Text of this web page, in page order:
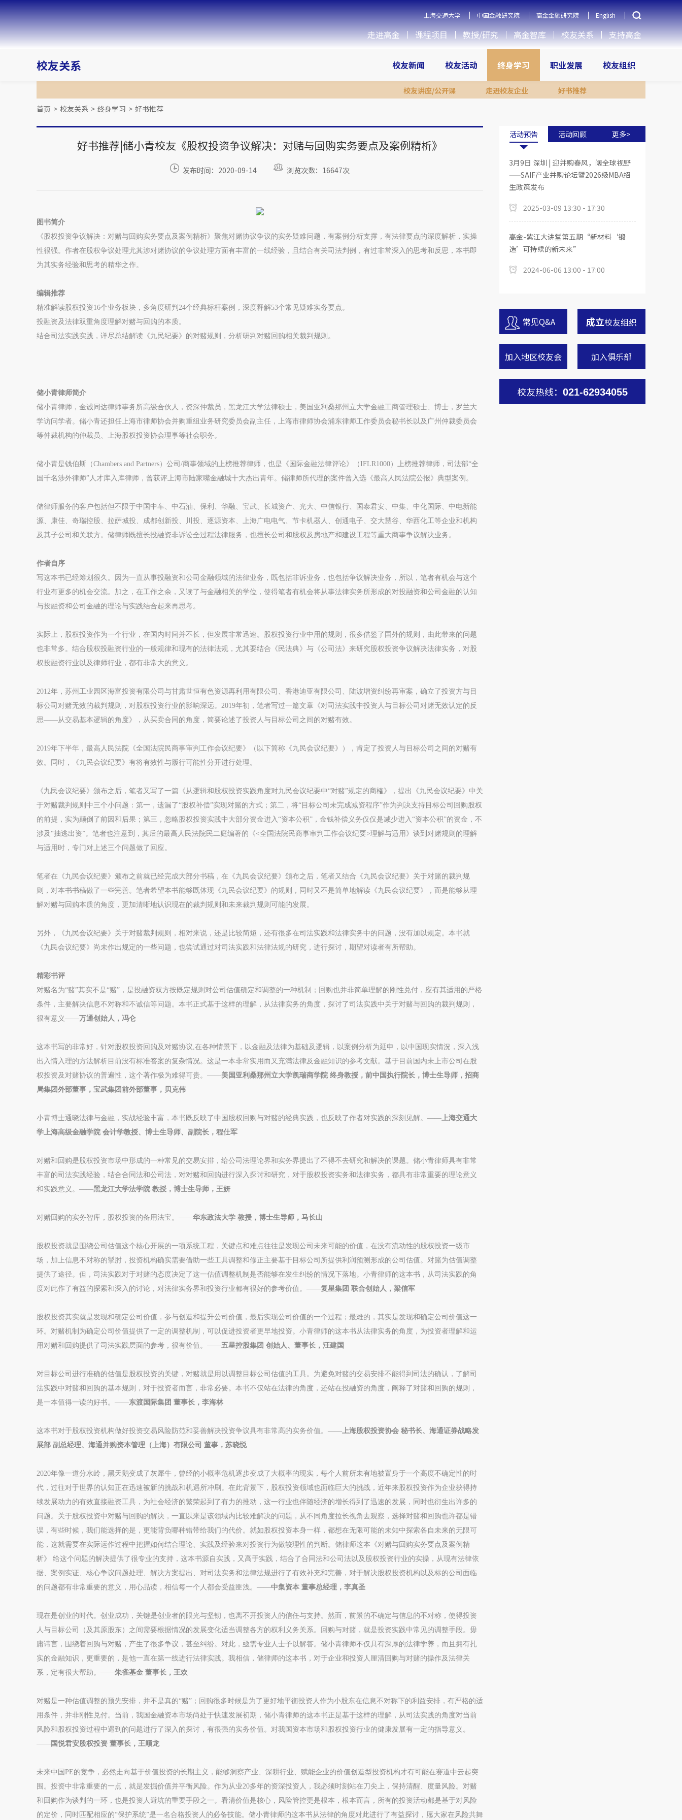
上海交通大学 中国金融研究院 高金金融研究院 English
走进高金 课程项目 教授/研究 高金智库 校友关系 支持高金
校友关系 校友新闻 校友活动 终身学习
校友讲座/公开课 走进校友企业 好书推荐
职业发展 校友组织
首页 > 校友关系 > 终身学习 > 好书推荐
好书推荐|储小青校友《股权投资争议解决：对赌与回购实务要点及案例精析》
发布时间：2020-09-14 浏览次数：16647次
图书简介
《股权投资争议解决：对赌与回购实务要点及案例精析》聚焦对赌协议争议的实务疑难问题，有案例分析支撑，有法律要点的深度解析，实操
性很强。作者在股权争议处理尤其涉对赌协议的争议处理方面有丰富的一线经验，且结合有关司法判例，有过非常深入的思考和反思，本书即
为其实务经验和思考的精华之作。
编辑推荐
精准解读股权投资16个业务板块，多角度研判24个经典标杆案例，深度释解53个常见疑难实务要点。
投融资及法律双重角度理解对赌与回购的本质。
结合司法实践实践，详尽总结解读《九民纪要》的对赌规则，分析研判对赌回购相关裁判规则。
储小青律师简介
储小青律师，金诚同达律师事务所高级合伙人，资深仲裁员，黑龙江大学法律硕士，美国亚利桑那州立大学金融工商管理硕士、博士，罗兰大
学访问学者。储小青还担任上海市律师协会并购重组业务研究委员会副主任，上海市律师协会浦东律师工作委员会秘书长以及广州仲裁委员会
等仲裁机构的仲裁员、上海股权投资协会理事等社会职务。
储小青是钱伯斯（Chambers and Partners）公司/商事领域的上榜推荐律师，也是《国际金融法律评论》（IFLR1000）上榜推荐律师，司法部“全
国千名涉外律师”人才库入库律师，曾获评上海市陆家嘴金融城十大杰出青年。储律师所代理的案件曾入选《最高人民法院公报》典型案例。
储律师服务的客户包括但不限于中国中车、中石油、保利、华融、宝武、长城资产、光大、中信银行、国泰君安、中集、中化国际、中电新能
源、康佳、奇瑞控股、拉萨城投、成都创新投、川投、逐源资本、上海广电电气、节卡机器人、创通电子、交大慧谷、华西化工等企业和机构
及其子公司和关联方。储律师既擅长投融资非诉讼全过程法律服务，也擅长公司和股权及房地产和建设工程等重大商事争议解决业务。
作者自序
写这本书已经筹划很久。因为一直从事投融资和公司金融领域的法律业务，既包括非诉业务，也包括争议解决业务，所以，笔者有机会与这个
行业有更多的机会交流。加之，在工作之余，又读了与金融相关的学位，使得笔者有机会将从事法律实务所形成的对投融资和公司金融的认知
与投融资和公司金融的理论与实践结合起来再思考。
实际上，股权投资作为一个行业，在国内时间并不长，但发展非常迅速。股权投资行业中用的规则，很多借鉴了国外的规则，由此带来的问题
也非常多。结合股权投融资行业的一般规律和现有的法律法规，尤其要结合《民法典》与《公司法》来研究股权投资争议解决法律实务，对股
权投融资行业以及律师行业，都有非常大的意义。
2012年，苏州工业园区海富投资有限公司与甘肃世恒有色资源再利用有限公司、香港迪亚有限公司、陆波增资纠纷再审案，确立了投资方与目
标公司对赌无效的裁判规则，对股权投资行业的影响深远。2019年初，笔者写过一篇文章《对司法实践中投资人与目标公司对赌无效认定的反
思——从交易基本逻辑的角度》，从买卖合同的角度，简要论述了投资人与目标公司之间的对赌有效。
2019年下半年，最高人民法院《全国法院民商事审判工作会议纪要》（以下简称《九民会议纪要》），肯定了投资人与目标公司之间的对赌有
效。同时，《九民会议纪要》有将有效性与履行可能性分开进行处理。
《九民会议纪要》颁布之后，笔者又写了一篇《从逻辑和股权投资实践角度对九民会议纪要中“对赌”规定的商榷》，提出《九民会议纪要》中关
于对赌裁判规则中三个小问题：第一，遗漏了“股权补偿”实现对赌的方式；第二，将“目标公司未完成减资程序”作为判决支持目标公司回购股权
的前提，实为颠倒了前因和后果；第三，忽略股权投资实践中大部分资金进入“资本公积”，金钱补偿义务仅仅是减少进入“资本公积”的资金，不
涉及“抽逃出资”。笔者也注意到，其后的最高人民法院民二庭编著的《<全国法院民商事审判工作会议纪要>理解与适用》谈到对赌规则的理解
与适用时，专门对上述三个问题做了回应。
笔者在《九民会议纪要》颁布之前就已经完成大部分书稿，在《九民会议纪要》颁布之后，笔者又结合《九民会议纪要》关于对赌的裁判规
则，对本书书稿做了一些完善。笔者希望本书能够既体现《九民会议纪要》的规则，同时又不是简单地解读《九民会议纪要》，而是能够从理
解对赌与回购本质的角度，更加清晰地认识现在的裁判规则和未来裁判规则可能的发展。
另外，《九民会议纪要》关于对赌裁判规则，相对来说，还是比较简短，还有很多在司法实践和法律实务中的问题，没有加以规定。本书就
《九民会议纪要》尚未作出规定的一些问题，也尝试通过对司法实践和法律法规的研究，进行探讨，期望对读者有所帮助。
精彩书评
对赌名为“赌”其实不是“赌”，是投融资双方按既定规则对公司估值确定和调整的一种机制；回购也并非简单理解的刚性兑付，应有其适用的严格
条件，主要解决信息不对称和不诚信等问题。本书正式基于这样的理解，从法律实务的角度，探讨了司法实践中关于对赌与回购的裁判规则，
很有意义——万通创始人，冯仑
这本书写的非常好，针对股权投资回购及对赌协议,在各种情景下，以金融及法律为基础及逻辑，以案例分析为延申，以中国现实情況，深入浅
出入情入理的方法解析目前没有标准答案的复杂情况。这是一本非常实用而又充满法律及金融知识的参考文献。基于目前国内未上市公司在股
权投资及对赌协议的普遍性，这个著作极为难得可贵。——美国亚利桑那州立大学凯瑞商学院 终身教授，前中国执行院长，博士生导师，招商
局集团外部董事，宝武集团前外部董事，贝克伟
小青博士通晓法律与金融，实战经验丰富，本书既反映了中国股权回购与对赌的经典实践，也反映了作者对实践的深刻见解。——上海交通大
学上海高级金融学院 会计学教授、博士生导师、副院长，程仕军
对赌和回购是股权投资市场中形成的一种常见的交易安排，给公司法理论界和实务界提出了不得不去研究和解决的课题。储小青律师具有非常
丰富的司法实践经验，结合合同法和公司法，对对赌和回购进行深入探讨和研究，对于股权投资实务和法律实务，都具有非常重要的理论意义
和实践意义。——黑龙江大学法学院 教授，博士生导师，王妍
对赌回购的实务智库，股权投资的备用法宝。——华东政法大学 教授，博士生导师，马长山
股权投资就是围绕公司估值这个核心开展的一项系统工程，关键点和难点往往是发现公司未来可能的价值，在没有流动性的股权投资一级市
场，加上信息不对称的掣肘，投资机构确实需要借助一些工具调整和修正主要基于目标公司所提供利润预测形成的公司估值。对赌为估值调整
提供了途径。但，司法实践对于对赌的态度决定了这一估值调整机制是否能够在发生纠纷的情况下落地。小青律师的这本书，从司法实践的角
度对此作了有益的探索和深入的讨论，对法律实务界和投资行业都有很好的参考价值。——复星集团 联合创始人，梁信军
股权投资其实就是发现和确定公司价值，参与创造和提升公司价值，最后实现公司价值的一个过程；最难的，其实是发现和确定公司价值这一
环。对赌机制为确定公司价值提供了一定的调整机制，可以促进投资者更早地投资。小青律师的这本书从法律实务的角度，为投资者理解和运
用对赌和回购提供了司法实践层面的参考，很有价值。——五星控股集团 创始人、董事长，汪建国
对目标公司进行准确的估值是股权投资的关键，对赌就是用以调整目标公司估值的工具。为避免对赌的交易安排不能得到司法的确认，了解司
法实践中对赌和回购的基本规则，对于投资者而言，非常必要。本书不仅站在法律的角度，还站在投融资的角度，阐释了对赌和回购的规则，
是一本值得一读的好书。——东渡国际集团 董事长，李海林
这本书对于股权投资机构做好投资交易风险防范和妥善解决投资争议具有非常高的实务价值。——上海股权投资协会 秘书长、海通证券战略发
展部 副总经理、海通并购资本管理（上海）有限公司 董事，苏晓悦
2020年像一道分水岭，黑天鹅变成了灰犀牛，曾经的小概率危机逐步变成了大概率的现实，每个人前所未有地被置身于一个高度不确定性的时
代，过往对于世界的认知正在迅速被新的挑战和机遇所冲刷。在此背景下，股权投资领域也面临巨大的挑战，近年来股权投资作为企业获得持
续发展动力的有效直接融资工具，为社会经济的繁荣起到了有力的推动，这一行业也伴随经济的增长得到了迅速的发展，同时也衍生出许多的
问题。关于股权投资中对赌与回购的解决，一直以来是该领域内比较难解决的问题，从不同角度拉长视角去观察，选择对赌和回购也许都是错
误，有些时候，我们能选择的是，更能背负哪种错带给我们的代价。就如股权投资本身一样，都想在无限可能的未知中探索各自未来的无限可
能，这就需要在实际运作过程中把握如何结合理论、实践及经验来对投资行为做较理性的判断。储律师这本《对赌与回购实务要点及案例精
析》 给这个问题的解决提供了很专业的支持，这本书源自实践，又高于实践，结合了合同法和公司法以及股权投资行业的实操，从现有法律依
据、案例实证、核心争议问题处理、解决方案提出、对司法实务和法律法规进行了有效补充和完善，对于解决股权投资机构以及标的公司面临
的问题都有非常重要的意义，用心品读，相信每一个人都会受益匪浅。——中集资本 董事总经理，李真圣
现在是创业的时代。创业成功，关键是创业者的眼光与坚韧，也离不开投资人的信任与支持。然而，前景的不确定与信息的不对称，使得投资
人与目标公司（及其原股东）之间需要根据情况的发展变化适当调整各方的权利义务关系。回购与对赌，就是投资实践中常见的调整手段。毋
庸讳言，围绕着回购与对赌，产生了很多争议，甚至纠纷。对此，亟需专业人士予以解答。储小青律师不仅具有深厚的法律学养，而且拥有扎
实的金融知识，更重要的，是他一直在第一线进行法律实践。我相信，储律师的这本书，对于企业和投资人厘清回购与对赌的操作及法律关
系，定有很大帮助。——朱雀基金 董事长，王欢
对赌是一种估值调整的预先安排，并不是真的“赌”；回购很多时候是为了更好地平衡投资人作为小股东在信息不对称下的利益安排，有严格的适
用条件，并非刚性兑付。当前，我国金融资本市场尚处于快速发展初期，储小青律师的这本书正是基于这样的理解，从司法实践的角度对当前
风险和股权投资过程中遇到的问题进行了深入的探讨，有很强的实务价值。对我国资本市场和股权投资行业的健康发展有一定的指导意义。
——国悦君安股权投资 董事长，王顺龙
未来中国PE的竞争，必然走向基于价值投资的长期主义，能够洞察产业、深耕行业、赋能企业的价值创造型投资机构才有可能在赛道中云起突
围。投资中非常重要的一点，就是发掘价值并平衡风险。作为从业20多年的资深投资人，我必须时刻站在刀尖上，保持清醒、度量风险。对赌
和回购作为谈判的一环，也是投资人避坑的重要手段之一。看清价值是核心，风险管控更是根本，根本而言，所有的投资活动都是基于对风险
的定价，同时匹配相应的“保护系统”是一名合格投资人的必备技能。储小青律师的这本书从法律的角度对此进行了有益探讨，愿大家在风险共舞
活动预告 活动回顾 更多>
3月9日 深圳 | 迎并购春风，阔全球视野
——SAIF产业并购论坛暨2026级MBA招
生政策发布
2025-03-09 13:30 - 17:30
高金-紫江大讲堂第五期“新材料‘锻
造’可持续的新未来”
2024-06-06 13:00 - 17:00
常见Q&A 成立校友组织
加入地区校友会 加入俱乐部
校友热线： 021-62934055